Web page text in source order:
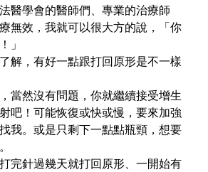
醫學會的醫師們、專業的治療師
無效，我就可以很大方的說，「你
」
解，有好一點跟打回原形是不一樣
當然沒有問題，你就繼續接受增生
吧！可能恢復或快或慢，要來加強
我。或是只剩下一點點瓶頸，想要
完針過幾天就打回原形、一開始有